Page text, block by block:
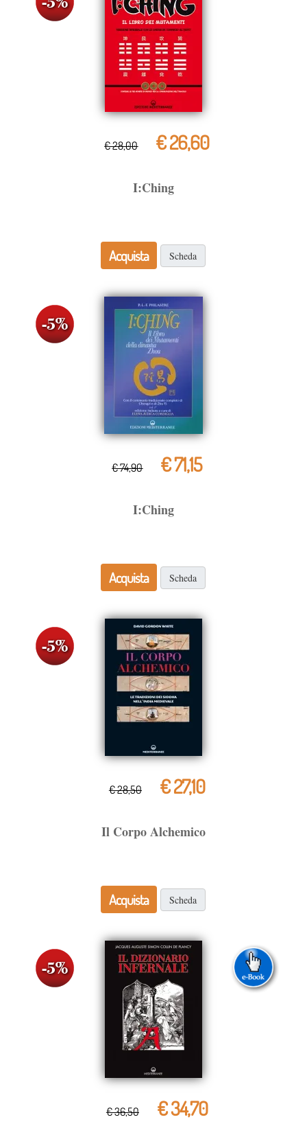
€ 28,00 € 26,60
I:Ching
Acquista Scheda
€ 74,90 € 71,15
I:Ching
Acquista Scheda
€ 28,50 € 27,10
Il Corpo Alchemico
Acquista Scheda
€ 36,50 € 34,70